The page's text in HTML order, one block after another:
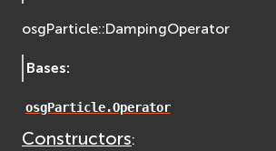
EVosgHMD
EVosgUtil
EVosgViewer
osgParticle::DampingOperator
Bases:
osgParticle.Operator
Constructors: